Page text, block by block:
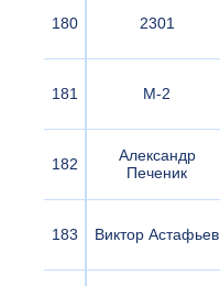
180 2301
181 М-2
182
Александр
Печеник
183 Виктор Астафьев